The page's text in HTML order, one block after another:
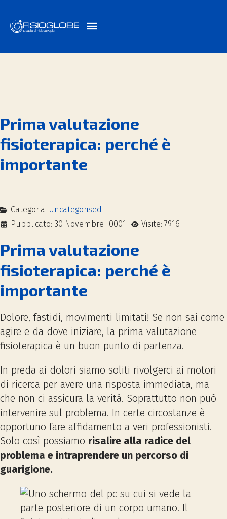
Prima valutazione
fisioterapica: perché è
importante
Categoria: Uncategorised
Pubblicato: 30 Novembre -0001
Visite: 7916
Prima valutazione
fisioterapica: perché è
importante
Dolore, fastidi, movimenti limitati! Se non sai come
agire e da dove iniziare, la prima valutazione
fisioterapica è un buon punto di partenza.
In preda ai dolori siamo soliti rivolgerci ai motori
di ricerca per avere una risposta immediata, ma
che non ci assicura la verità. Soprattutto non può
intervenire sul problema. In certe circostanze è
opportuno fare affidamento a veri professionisti.
Solo così possiamo risalire alla radice del
problema e intraprendere un percorso di
guarigione.